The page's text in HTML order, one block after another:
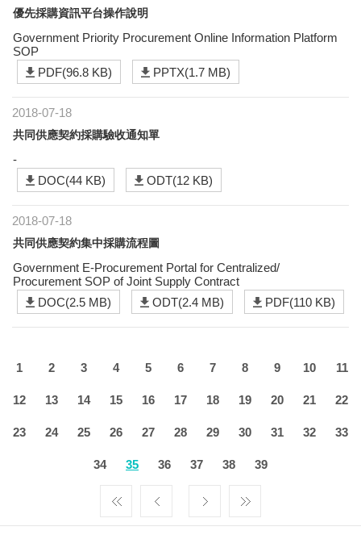
優先採購資訊平台操作說明
Government Priority Procurement Online Information Platform
SOP
PDF(96.8 KB)
PPTX(1.7 MB)
2018-07-18
共同供應契約採購驗收通知單
-
DOC(44 KB)
ODT(12 KB)
2018-07-18
共同供應契約集中採購流程圖
Government E-Procurement Portal for Centralized/
Procurement SOP of Joint Supply Contract
DOC(2.5 MB)
ODT(2.4 MB) PDF(110 KB)
1 2 3 4 5 6 7 8 9 10 11
12 13 14 15 16 17 18 19 20 21 22
23 24 25 26 27 28 29 30 31 32 33
34 35 36 37 38 39